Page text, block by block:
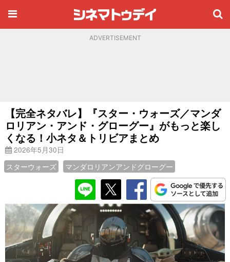
ADVERTISEMENT
【完全ネタバレ】『スター・ウォーズ／マンダ
ロリアン・アンド・グローグー』がもっと楽し
くなる！小ネタ＆トリビアまとめ
2026年5月30日
スターウォーズ
マンダロリアンアンドグローグー